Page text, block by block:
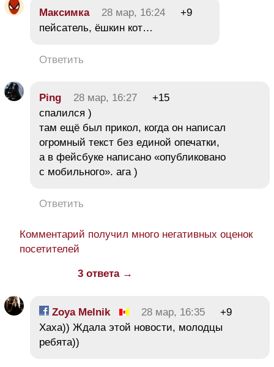
Максимка 28 мар, 16:24
+9
пейсатель, ёшкин кот…
Ответить
Ping 28 мар, 16:27
+15
спалился )
там ещё был прикол, когда он написал
огромный текст без единой опечатки,
а в фейсбуке написано «опубликовано
с мобильного». ага )
Ответить
Комментарий получил много негативных оценок
посетителей
3 ответа →
Zoya Melnik 28 мар, 16:35
+9
Хаха)) Ждала этой новости, молодцы
ребята))